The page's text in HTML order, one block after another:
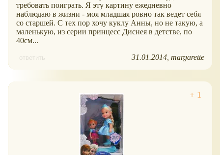
требовать поиграть. Я эту картину ежедневно
наблюдаю в жизни - моя младшая ровно так ведет себя
со старшей. С тех пор хочу куклу Анны, но не такую, а
маленькую, из серии принцесс Диснея в детстве, по
40см...
ответить 31.01.2014 margarette